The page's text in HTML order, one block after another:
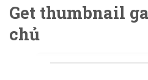
Get thumbnail
chủ